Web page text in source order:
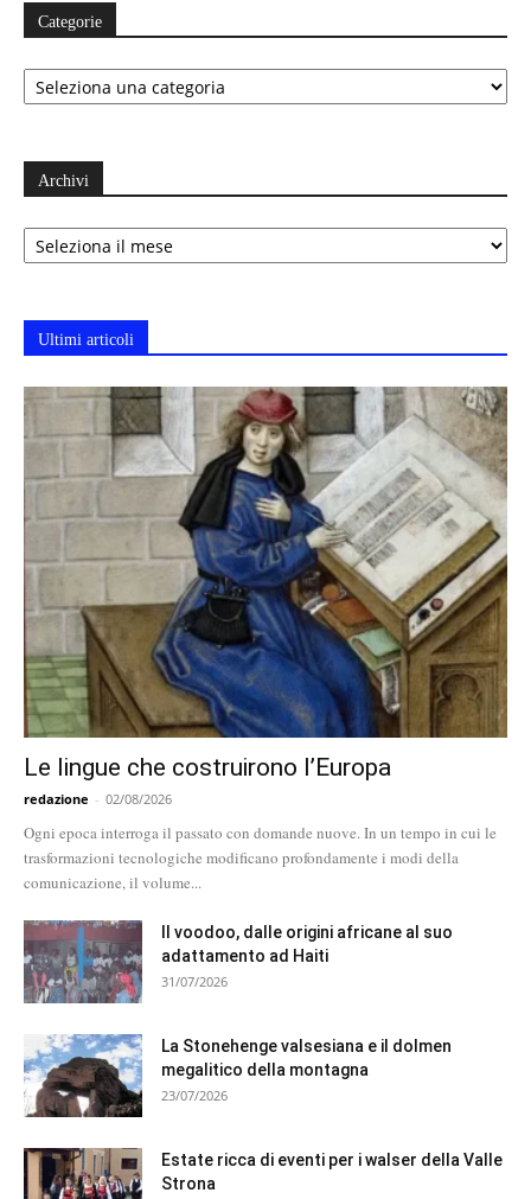
Categorie
Categorie
Archivi
Archivi
Ultimi articoli
Le lingue che costruirono l’Europa
redazione - 02/08/2026
Ogni epoca interroga il passato con domande nuove. In un tempo in cui le
trasformazioni tecnologiche modificano profondamente i modi della
comunicazione, il volume...
Il voodoo, dalle origini africane al suo
adattamento ad Haiti
31/07/2026
La Stonehenge valsesiana e il dolmen
megalitico della montagna
23/07/2026
Estate ricca di eventi per i walser della Valle
Strona